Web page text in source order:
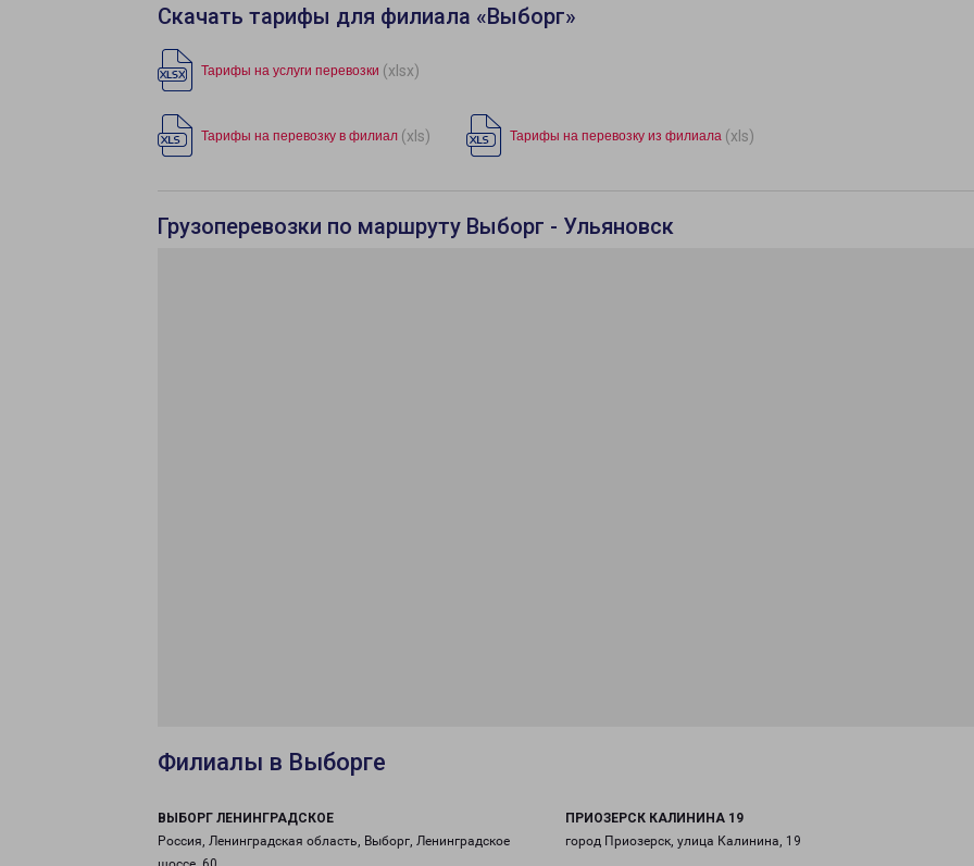
Скачать тарифы для филиала «Выборг»
Тарифы на услуги перевозки (xlsx)
Тарифы на перевозку в филиал (xls) Тарифы на перевозку из филиала (xls)
Грузоперевозки по маршруту Выборг - Ульяновск
Филиалы в Выборге
ВЫБОРГ ЛЕНИНГРАДСКОЕ
Россия, Ленинградская область, Выборг, Ленинградское
ПРИОЗЕРСК КАЛИНИНА 19
город Приозерск, улица Калинина, 19